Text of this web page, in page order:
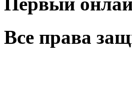
Все права